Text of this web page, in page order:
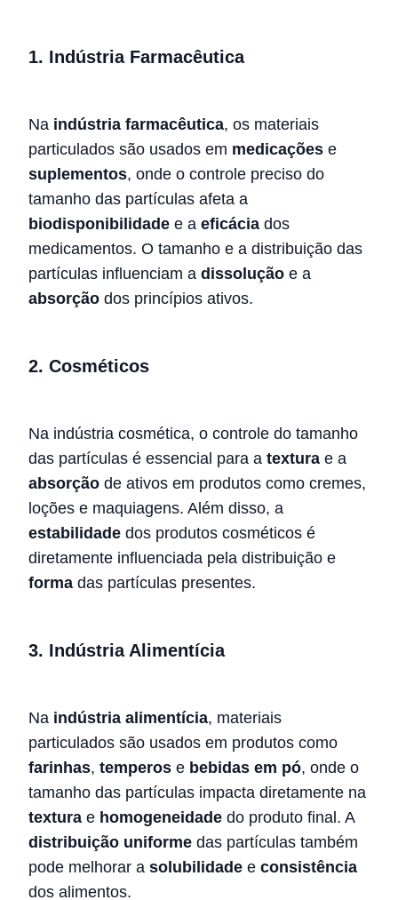
1. Indústria Farmacêutica
Na indústria farmacêutica, os materiais
particulados são usados em medicações e
suplementos, onde o controle preciso do
tamanho das partículas afeta a
biodisponibilidade e a eficácia dos
medicamentos. O tamanho e a distribuição das
partículas influenciam a dissolução e a
absorção dos princípios ativos.
2. Cosméticos
Na indústria cosmética, o controle do tamanho
das partículas é essencial para a textura e a
absorção de ativos em produtos como cremes,
loções e maquiagens. Além disso, a
estabilidade dos produtos cosméticos é
diretamente influenciada pela distribuição e
forma das partículas presentes.
3. Indústria Alimentícia
Na indústria alimentícia, materiais
particulados são usados em produtos como
farinhas, temperos e bebidas em pó, onde o
tamanho das partículas impacta diretamente na
textura e homogeneidade do produto final. A
distribuição uniforme das partículas também
pode melhorar a solubilidade e consistência
dos alimentos.